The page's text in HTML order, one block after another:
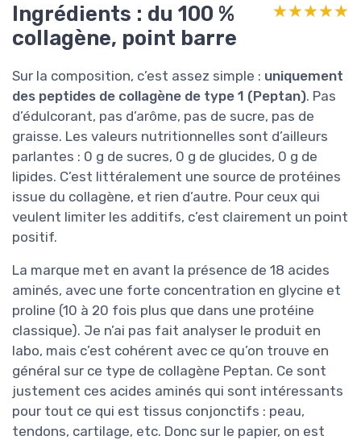
Ingrédients : du 100 %
collagène, point barre
★★★★★
★★★★★
Sur la composition, c’est assez simple : uniquement
des peptides de collagène de type 1 (Peptan). Pas
d’édulcorant, pas d’arôme, pas de sucre, pas de
graisse. Les valeurs nutritionnelles sont d’ailleurs
parlantes : 0 g de sucres, 0 g de glucides, 0 g de
lipides. C’est littéralement une source de protéines
issue du collagène, et rien d’autre. Pour ceux qui
veulent limiter les additifs, c’est clairement un point
positif.
La marque met en avant la présence de 18 acides
aminés, avec une forte concentration en glycine et
proline (10 à 20 fois plus que dans une protéine
classique). Je n’ai pas fait analyser le produit en
labo, mais c’est cohérent avec ce qu’on trouve en
général sur ce type de collagène Peptan. Ce sont
justement ces acides aminés qui sont intéressants
pour tout ce qui est tissus conjonctifs : peau,
tendons, cartilage, etc. Donc sur le papier, on est